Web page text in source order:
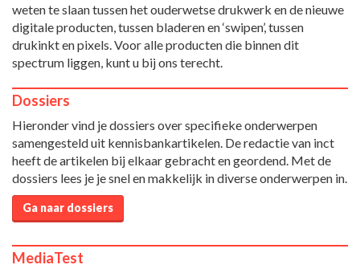
weten te slaan tussen het ouderwetse drukwerk en de nieuwe
digitale producten, tussen bladeren en ‘swipen’, tussen
drukinkt en pixels. Voor alle producten die binnen dit
spectrum liggen, kunt u bij ons terecht.
Dossiers
Hieronder vind je dossiers over specifieke onderwerpen
samengesteld uit kennisbankartikelen. De redactie van inct
heeft de artikelen bij elkaar gebracht en geordend. Met de
dossiers lees je je snel en makkelijk in diverse onderwerpen in.
Ga naar dossiers
MediaTest